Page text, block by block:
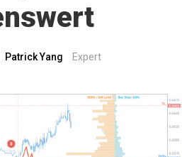
Patrick Yang Expert